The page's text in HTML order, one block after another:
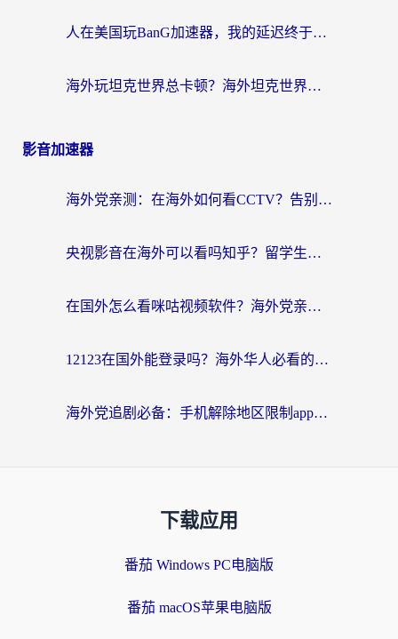
人在美国玩BanG加速器，我的延迟终于绿了
海外玩坦克世界总卡顿？海外坦克世界加速器有哪些？实测好用的选择在这里
影音加速器
海外党亲测：在海外如何看CCTV？告别“仅限大陆播放”的实用指南
央视影音在海外可以看吗知乎？留学生亲测：3步解决地域限制+追剧自由
在国外怎么看咪咕视频软件？海外党亲测有效的回国加速方案
12123在国外能登录吗？海外华人必看的回国加速实用指南
海外党追剧必备：手机解除地区限制app怎么选？解决央视视频&国内剧地区限制全指南
下载应用
番茄 Windows PC电脑版
番茄 macOS苹果电脑版